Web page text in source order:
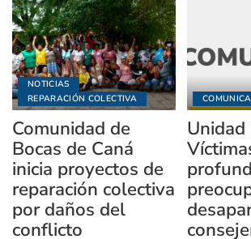
NOTICIAS
REPARACIÓN COLECTIVA
Comunidad de
Bocas de Caná
inicia proyectos de
reparación colectiva
por daños del
conflicto
Unidad